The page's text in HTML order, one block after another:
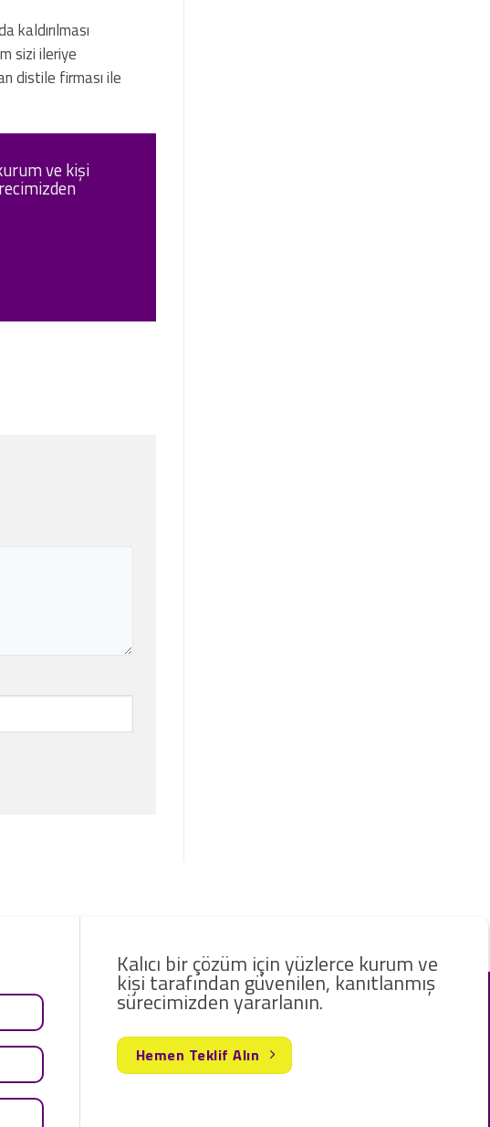
kaldırılması
sizi ileriye
distile firması ile
ve kişi
Kalıcı bir çözüm için yüzlerce kurum ve
kişi tarafından güvenilen, kanıtlanmış
sürecimizden yararlanın.
Hemen Teklif Alın